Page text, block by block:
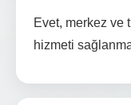
Evet, merkez ve
hizmeti